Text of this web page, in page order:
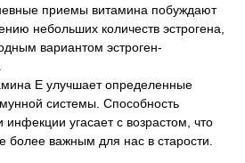
приемы витамина побуждают
небольших количеств эстрогена,
вариантом эстроген-
Е улучшает определенные
системы. Способность
инфекции угасает с возрастом, что
более важным для нас в старости.